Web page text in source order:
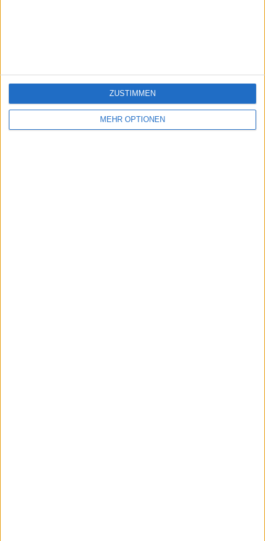
MEHR OPTIONEN
ZUSTIMMEN